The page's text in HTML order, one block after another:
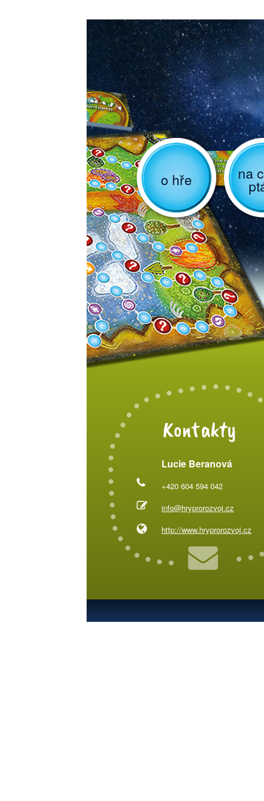
o hře na
Kontakty
Lucie Beranová
+420 604 594 042
info@hryprorozvoj.cz
http://www.hryprorozvoj.cz